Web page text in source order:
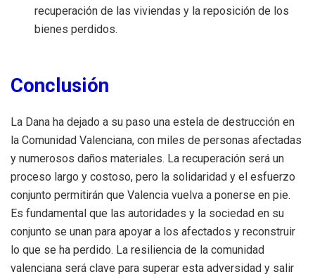
recuperación de las viviendas y la reposición de los
bienes perdidos.
Conclusión
La Dana ha dejado a su paso una estela de destrucción en
la Comunidad Valenciana, con miles de personas afectadas
y numerosos daños materiales. La recuperación será un
proceso largo y costoso, pero la solidaridad y el esfuerzo
conjunto permitirán que Valencia vuelva a ponerse en pie.
Es fundamental que las autoridades y la sociedad en su
conjunto se unan para apoyar a los afectados y reconstruir
lo que se ha perdido. La resiliencia de la comunidad
valenciana será clave para superar esta adversidad y salir